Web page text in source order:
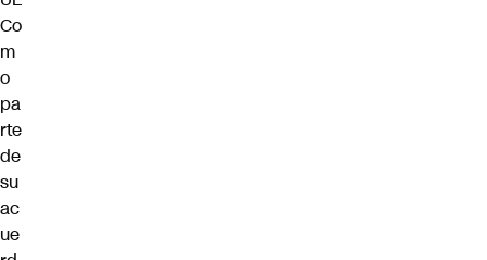
Co
m
o
pa
rte
de
su
ac
ue